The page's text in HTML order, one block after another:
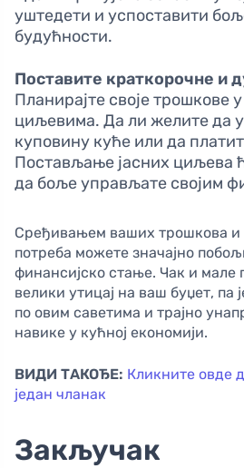
уштедети и успоставити
будућности.
Поставите краткорочне и
Планирајте своје трошкове
циљевима. Да ли желите да
куповину куће или да
Постављање јасних циљева
да боље управљате својим
Сређивањем ваших трошкова и
потреба можете значајно
финансијско стање. Чак и мале
велики утицај на ваш буџет, па
по овим саветима и трајно
навике у кућној економији.
ВИДИ ТАКОЂЕ: Кликните овде
један чланак
Закључак